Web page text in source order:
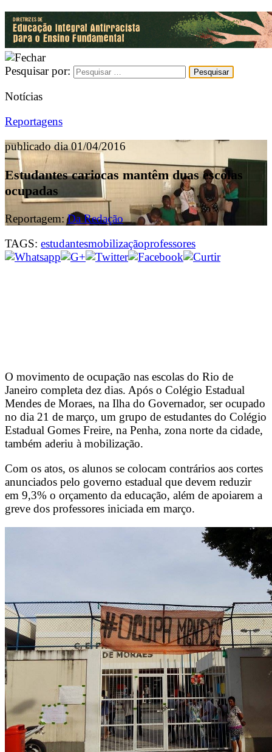
Pesquisar por:
Notícias
Reportagens
publicado dia 01/04/2016
Estudantes cariocas mantêm duas escolas
ocupadas
Reportagem:Da Redação
TAGS: estudantesmobilizaçãoprofessores
O movimento de ocupação nas escolas do Rio de
Janeiro completa dez dias. Após o Colégio Estadual
Mendes de Moraes, na Ilha do Governador, ser ocupado
no dia 21 de março, um grupo de estudantes do Colégio
Estadual Gomes Freire, na Penha, zona norte da cidade,
também aderiu à mobilização.
Com os atos, os alunos se colocam contrários aos cortes
anunciados pelo governo estadual que devem reduzir
em 9,3% o orçamento da educação, além de apoiarem a
greve dos professores iniciada em março.